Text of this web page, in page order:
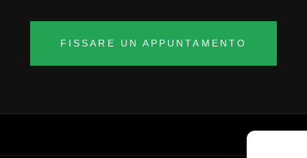
FISSARE UN APPUNTAMENTO